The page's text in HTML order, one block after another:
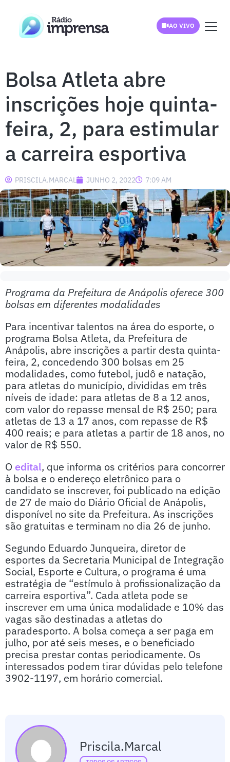
AO VIVO
Bolsa Atleta abre
inscrições hoje quinta-
feira, 2, para estimular
a carreira esportiva
PRISCILA.MARCAL JUNHO 2, 2022 7:09 AM
Programa da Prefeitura de Anápolis oferece 300
bolsas em diferentes modalidades
Para incentivar talentos na área do esporte, o
programa Bolsa Atleta, da Prefeitura de
Anápolis, abre inscrições a partir desta quinta-
feira, 2, concedendo 300 bolsas em 25
modalidades, como futebol, judô e natação,
para atletas do município, divididas em três
níveis de idade: para atletas de 8 a 12 anos,
com valor do repasse mensal de R$ 250; para
atletas de 13 a 17 anos, com repasse de R$
400 reais; e para atletas a partir de 18 anos, no
valor de R$ 550.
O edital, que informa os critérios para concorrer
à bolsa e o endereço eletrônico para o
candidato se inscrever, foi publicado na edição
de 27 de maio do Diário Oficial de Anápolis,
disponível no site da Prefeitura. As inscrições
são gratuitas e terminam no dia 26 de junho.
Segundo Eduardo Junqueira, diretor de
esportes da Secretaria Municipal de Integração
Social, Esporte e Cultura, o programa é uma
estratégia de “estímulo à profissionalização da
carreira esportiva”. Cada atleta pode se
inscrever em uma única modalidade e 10% das
vagas são destinadas a atletas do
paradesporto. A bolsa começa a ser paga em
julho, por até seis meses, e o beneficiado
precisa prestar contas periodicamente. Os
interessados podem tirar dúvidas pelo telefone
3902-1197, em horário comercial.
Priscila.marcal